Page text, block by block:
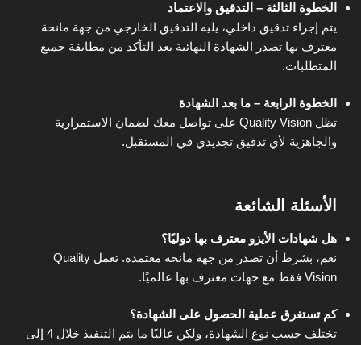
الخطوة الثالثة – التدقيق والاعتماد
يتم إجراء تدقيق داخلي، يليه التدقيق الخارجي من جهة مانحة
معترف بها تصدر الشهادة النهائية بعد التأكد من مطابقة جميع
المتطلبات.
الخطوة الرابعة – ما بعد الشهادة
تظل Quality Vision على تواصل معك لضمان الاستمرارية
والجاهزية لأي تدقيق تجديدي في المستقبل.
الأسئلة الشائعة
هل شهادات الأيزو معترف بها دوليًا؟
نعم، بشرط أن تصدر من جهة مانحة معتمدة. تعمل Quality
Vision فقط مع جهات معترف بها عالميًا.
كم تستغرق عملية الحصول على الشهادة؟
تختلف حسب نوع الشهادة، ولكن غالبًا ما يتم التنفيذ خلال 4 إلى